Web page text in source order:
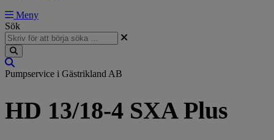
Meny
Sök
Pumpservice i Gästrikland AB
HD 13/18-4 SXA Plus